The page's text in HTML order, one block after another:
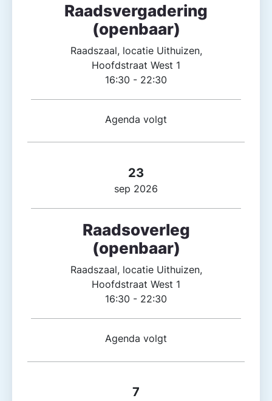
Raadsvergadering
(openbaar)
Raadszaal, locatie Uithuizen,
Hoofdstraat West 1
16:30 - 22:30
Agenda volgt
23
sep 2026
Raadsoverleg
(openbaar)
Raadszaal, locatie Uithuizen,
Hoofdstraat West 1
16:30 - 22:30
Agenda volgt
7